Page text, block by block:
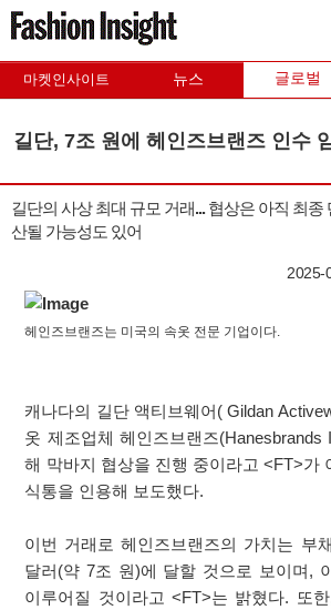
마켓인사이트 뉴스 글로벌
길단, 7조 원에 헤인즈브랜즈 인수
길단의 사상 최대 규모 거래... 협상은 아직 최종
산될 가능성도 있어
2025-
헤인즈브랜즈는 미국의 속옷 전문 기업이다.
캐나다의 길단 액티브웨어( Gildan
옷 제조업체 헤인즈브랜즈(Hanesbrands
해 막바지 협상을 진행 중이라고 <FT>가
식통을 인용해 보도했다.
이번 거래로 헤인즈브랜즈의 가치는 부
달러(약 7조 원)에 달할 것으로 보이며,
이루어질 것이라고 <FT>는 밝혔다. 또